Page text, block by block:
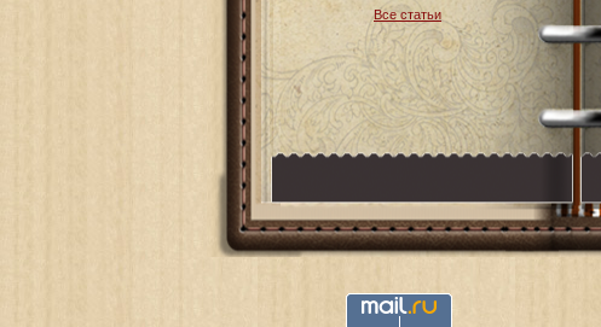
Все статьи